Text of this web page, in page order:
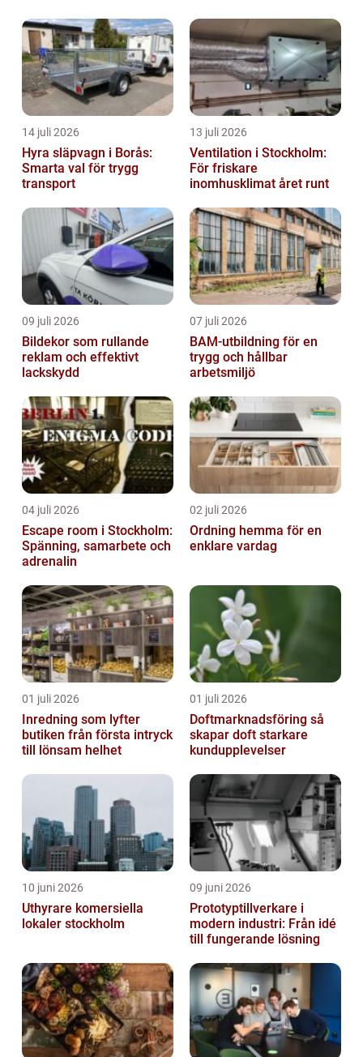
14 juli 2026
Hyra släpvagn i Borås:
Smarta val för trygg
transport
13 juli 2026
Ventilation i Stockholm:
För friskare
inomhusklimat året runt
09 juli 2026
Bildekor som rullande
reklam och effektivt
lackskydd
07 juli 2026
BAM-utbildning för en
trygg och hållbar
arbetsmiljö
04 juli 2026
Escape room i Stockholm:
Spänning, samarbete och
adrenalin
02 juli 2026
Ordning hemma för en
enklare vardag
01 juli 2026
Inredning som lyfter
butiken från första intryck
till lönsam helhet
01 juli 2026
Doftmarknadsföring så
skapar doft starkare
kundupplevelser
10 juni 2026
Uthyrare komersiella
lokaler stockholm
09 juni 2026
Prototyptillverkare i
modern industri: Från idé
till fungerande lösning